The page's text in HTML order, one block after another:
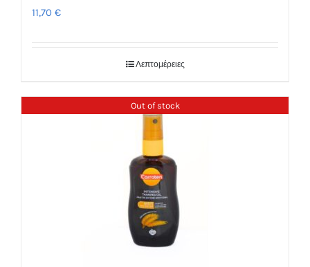
11,70 €
Λεπτομέρειες
Out of stock